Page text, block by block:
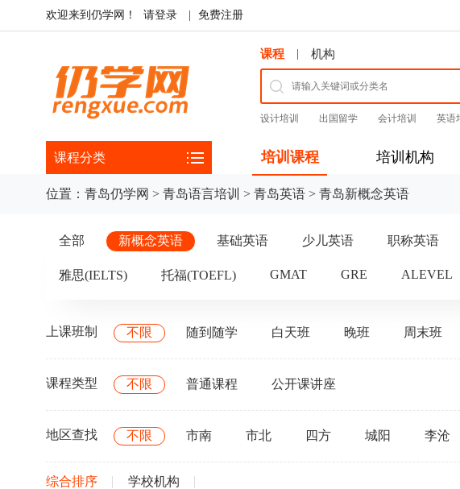
欢迎来到仍学网！ 请登录 免费注册
课程 | 机构
设计培训 出国留学 会计培训 英语
课程分类 培训课程 培训机构
位置： 青岛仍学网 > 青岛语言培训 > 青岛英语 > 青岛新概念英语
全部 新概念英语 基础英语 少儿英语 职称英语
雅思(IELTS) 托福(TOEFL) GMAT GRE ALEVEL
上课班制 不限 随到随学 白天班 晚班 周末班
课程类型 不限 普通课程 公开课讲座
地区查找 不限 市南 市北 四方 城阳 李沧
综合排序 学校机构